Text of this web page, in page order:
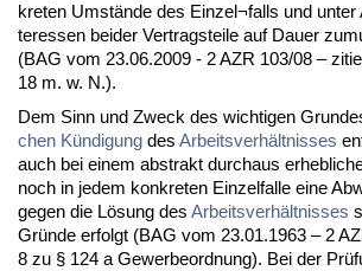
kre­ten Umstände des Ein­zel¬falls und
ter­es­sen bei­der Ver­trags­tei­le auf Dau­er
(BAG vom 23.06.2009 - 2 AZR 103/08 –
18 m. w. N.).
Dem Sinn und Zweck des wich­ti­gen
chen Kündi­gung des Ar­beits­verhält­nis­ses
auch bei ei­nem abs­trakt durch­aus
noch in je­dem kon­kre­ten Ein­zel­fal­le ei­ne
ge­gen die Lösung des Ar­beits­verhält­nis­ses
Gründe er­folgt (BAG vom 23.01.1963 – 2
8 zu § 124 a Ge­wer­be­ord­nung). Bei der